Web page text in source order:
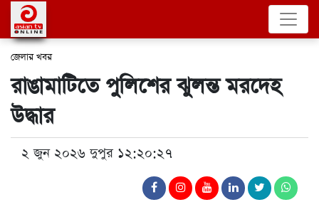
জেলার খবর
রাঙামাটিতে পুলিশের ঝুলন্ত মরদেহ
উদ্ধার
২ জুন ২০২৬ দুপুর ১২:২০:২৭